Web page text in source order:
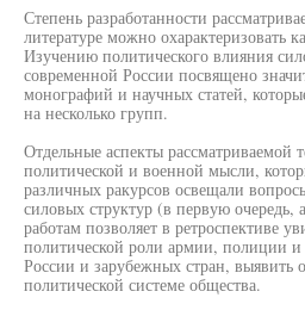
Степень разработанности
литературе можно охарактеризовать
Изучению политического влияния
современной России посвящено
монографий и научных статей,
на несколько групп.
Отдельные аспекты рассматриваемой
политической и военной мысли,
различных ракурсов освещали
силовых структур (в первую
работам позволяет в ретроспективе
политической роли армии, полиции
России и зарубежных стран, выявить
политической системе общества.